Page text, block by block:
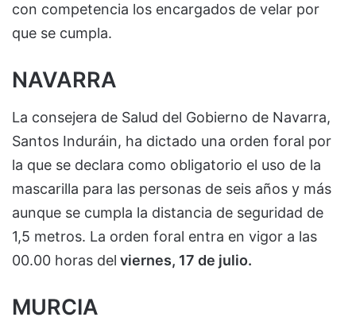
con competencia los encargados de velar por
que se cumpla.
NAVARRA
La consejera de Salud del Gobierno de Navarra,
Santos Induráin, ha dictado una orden foral por
la que se declara como obligatorio el uso de la
mascarilla para las personas de seis años y más
aunque se cumpla la distancia de seguridad de
1,5 metros. La orden foral entra en vigor a las
00.00 horas del viernes, 17 de julio.
MURCIA